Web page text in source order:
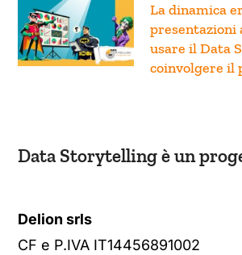
La dinamica
presentazioni
usare il Data
coinvolgere il
Data Storytelling è un
Delion srls
CF e P.IVA IT14456891002